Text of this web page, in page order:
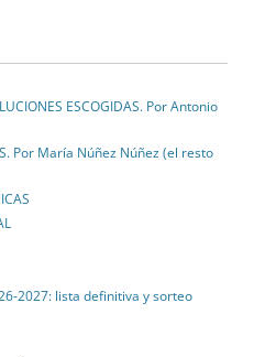
ESCOGIDAS. Por Antonio
Por María Núñez Núñez (el resto
2027: lista definitiva y sorteo